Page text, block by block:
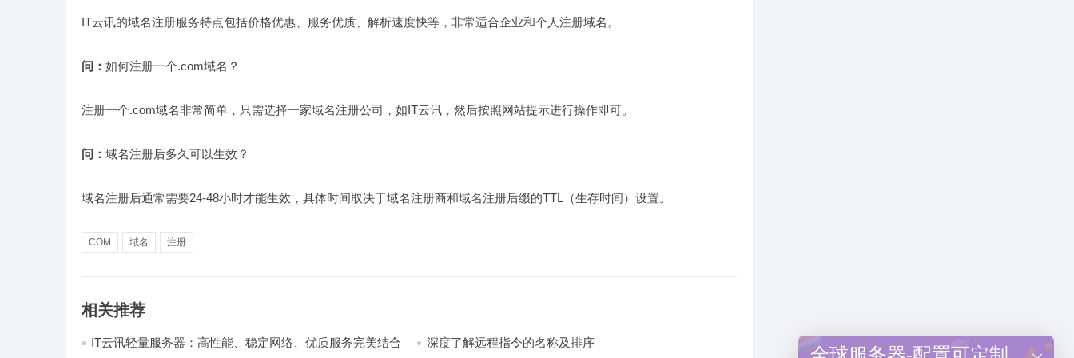
IT云讯的域名注册服务特点包括价格优惠、服务优质、解析速度快等，非常适合企业和个人注册域名。
问： 如何注册一个.com域名？
注册一个.com域名非常简单，只需选择一家域名注册公司，如IT云讯，然后按照网站提示进行操作即可。
问： 域名注册后多久可以生效？
域名注册后通常需要24-48小时才能生效，具体时间取决于域名注册商和域名注册后缀的TTL（生存时间）设置。
COM 域名 注册
相关推荐
IT云讯轻量服务器：高性能、稳定网络、优质服务完美结合 深度了解远程指令的名称及排序